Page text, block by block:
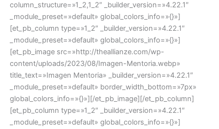
column_structure=»1_2,1_2″ _builder_version=»4.22.1″
_module_preset=»default» global_colors_info=»{}»]
[et_pb_column type=»1_2″ _builder_version=»4.22.1″
_module_preset=»default» global_colors_info=»{}»]
[et_pb_image src=»http://theallianze.com/wp-
content/uploads/2023/08/Imagen-Mentoria.webp»
title_text=»Imagen Mentoria» _builder_version=»4.22.1″
_module_preset=»default» border_width_bottom=»7px»
global_colors_info=»{}»][/et_pb_image][/et_pb_column]
[et_pb_column type=»1_2″ _builder_version=»4.22.1″
_module_preset=»default» global_colors_info=»{}»]